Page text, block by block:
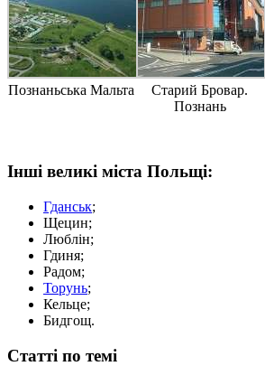
Познаньська Мальта
Старий Бровар.
Познань
Інші великі міста Польщі:
Гданськ;
Щецин;
Люблін;
Гдиня;
Радом;
Торунь;
Кельце;
Бидгощ.
Статті по темі